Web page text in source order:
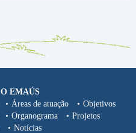
O EMAÚS
Áreas de atuação
Objetivos
Organograma
Projetos
Notícias